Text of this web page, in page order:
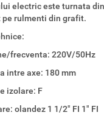
electric este turnata
pe rulmenti din grafit.
frecventa: 220V/50Hz
intre axe: 180 mm
izolare: F
olandez 1 1/2" FI 1" FI